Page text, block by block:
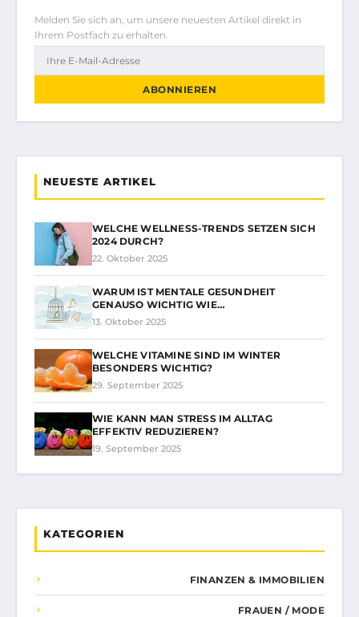
Melden Sie sich an, um unsere neuesten Artikel direkt in
Ihrem Postfach zu erhalten.
ABONNIEREN
NEUESTE ARTIKEL
WELCHE WELLNESS-TRENDS SETZEN SICH
2024 DURCH?
22. Oktober 2025
WARUM IST MENTALE GESUNDHEIT
GENAUSO WICHTIG WIE…
13. Oktober 2025
WELCHE VITAMINE SIND IM WINTER
BESONDERS WICHTIG?
29. September 2025
WIE KANN MAN STRESS IM ALLTAG
EFFEKTIV REDUZIEREN?
19. September 2025
KATEGORIEN
FINANZEN & IMMOBILIEN
FRAUEN / MODE